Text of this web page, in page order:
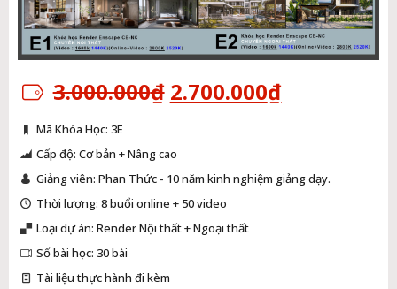
3.000.000₫ Giá
gốc
2.700.000₫Giá
hiện
Mã Khóa Học: 3E
Cấp độ: Cơ bản + Nâng cao
Giảng viên: Phan Thức - 10 năm kinh nghiệm giảng dạy.
Thời lượng: 8 buổi online + 50 video
Loại dự án: Render Nội thất + Ngoại thất
Số bài học: 30 bài
Tài liệu thực hành đi kèm